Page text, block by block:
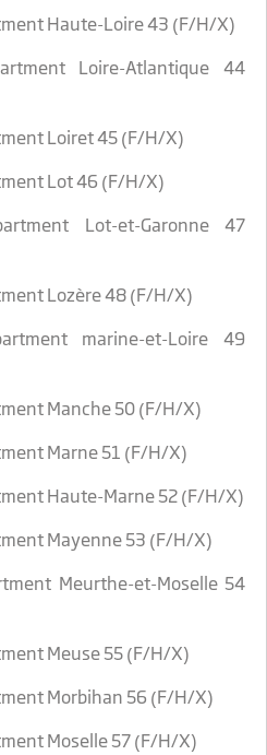
Haute-Loire 43 (F/H/X)
Loire-Atlantique 44
Loiret 45 (F/H/X)
Lot 46 (F/H/X)
Lot-et-Garonne 47
Lozère 48 (F/H/X)
marine-et-Loire 49
Manche 50 (F/H/X)
Marne 51 (F/H/X)
Haute-Marne 52 (F/H/X)
Mayenne 53 (F/H/X)
Meurthe-et-Moselle 54
Meuse 55 (F/H/X)
Morbihan 56 (F/H/X)
Moselle 57 (F/H/X)